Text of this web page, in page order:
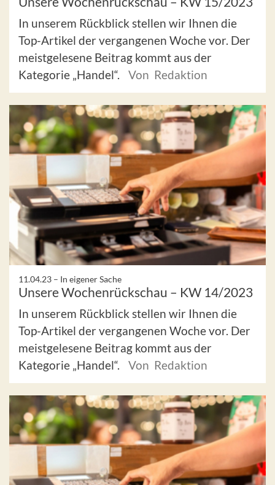
In unserem Rückblick stellen wir Ihnen die
Top-Artikel der vergangenen Woche vor. Der
meistgelesene Beitrag kommt aus der
Kategorie „Handel“.
Von Redaktion
11.04.23 – In eigener Sache
Unsere Wochenrückschau – KW 14/2023
In unserem Rückblick stellen wir Ihnen die
Top-Artikel der vergangenen Woche vor. Der
meistgelesene Beitrag kommt aus der
Kategorie „Handel“.
Von Redaktion